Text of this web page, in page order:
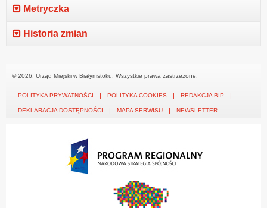
Metryczka
Historia zmian
© 2026. Urząd Miejski w Białymstoku. Wszystkie prawa zastrzeżone.
POLITYKA PRYWATNOŚCI POLITYKA COOKIES REDAKCJA BIP
DEKLARACJA DOSTĘPNOŚCI MAPA SERWISU NEWSLETTER